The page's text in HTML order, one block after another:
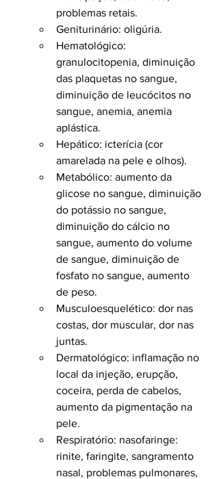
problemas retais.
Geniturinário: oligúria.
Hematológico:
granulocitopenia, diminuição
das plaquetas no sangue,
diminuição de leucócitos no
sangue, anemia, anemia
aplástica.
Hepático: icterícia (cor
amarelada na pele e olhos).
Metabólico: aumento da
glicose no sangue, diminuição
do potássio no sangue,
diminuição do cálcio no
sangue, aumento do volume
de sangue, diminuição de
fosfato no sangue, aumento
de peso.
Musculoesquelético: dor nas
costas, dor muscular, dor nas
juntas.
Dermatológico: inflamação no
local da injeção, erupção,
coceira, perda de cabelos,
aumento da pigmentação na
pele.
Respiratório: nasofaringe:
rinite, faringite, sangramento
nasal, problemas pulmonares,